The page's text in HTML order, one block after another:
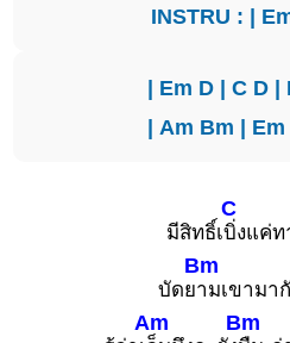
INSTRU : |
| Em D| C D|
| Am Bm | Em
มีสิทธิ์เ
C
บิ่งแค่ท
บัดย
Bm
ามเขามา
Am Bm